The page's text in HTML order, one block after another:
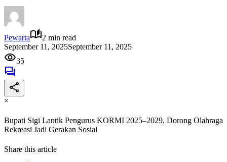
Pewarta
2 min read
September 11, 2025September 11, 2025
35
×
Bupati Sigi Lantik Pengurus KORMI 2025–2029, Dorong Olahraga
Rekreasi Jadi Gerakan Sosial
Share this article